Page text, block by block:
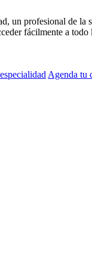
un profesional de la
fácilmente a
Agenda tu